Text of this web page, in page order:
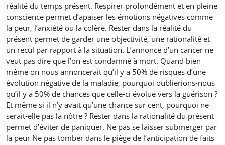
réalité du temps présent. Respirer profondément et en pleine
conscience permet d’apaiser les émotions négatives comme
la peur, l’anxiété ou la colère. Rester dans la réalité du
présent permet de garder une objectivité, une rationalité et
un recul par rapport à la situation. L’annonce d’un cancer ne
veut pas dire que l’on est condamné à mort. Quand bien
même on nous annoncerait qu’il y a 50% de risques d’une
évolution négative de la maladie, pourquoi oublierions-nous
qu’il y a 50% de chances que celle-ci évolue vers la guérison ?
Et même si il n’y avait qu’une chance sur cent, pourquoi ne
serait-elle pas la nôtre ? Rester dans la rationalité du présent
permet d’éviter de paniquer. Ne pas se laisser submerger par
la peur Ne pas tomber dans le piège de l’anticipation de faits